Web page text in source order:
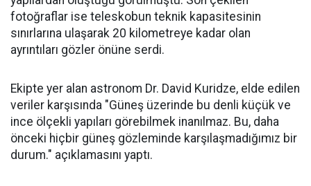
fotoğraflar ise teleskobun teknik kapasitesinin
sınırlarına ulaşarak 20 kilometreye kadar olan
ayrıntıları gözler önüne serdi.
Ekipte yer alan astronom Dr. David Kuridze, elde edilen
veriler karşısında "Güneş üzerinde bu denli küçük ve
ince ölçekli yapıları görebilmek inanılmaz. Bu, daha
önceki hiçbir güneş gözleminde karşılaşmadığımız bir
durum." açıklamasını yaptı.